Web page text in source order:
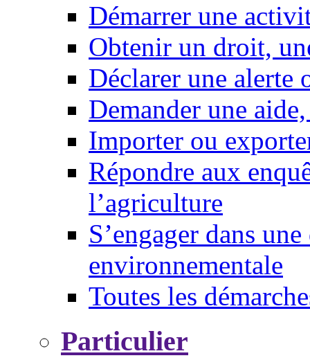
Démarrer une
Obtenir un droit,
Déclarer une alerte
Demander une
Importer ou
Répondre aux
l’agriculture
S’engager dans
environnementale
Toutes les
Particulier